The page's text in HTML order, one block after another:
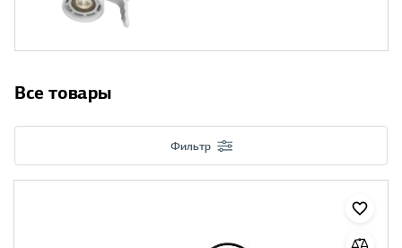
Все товары
Фильтр